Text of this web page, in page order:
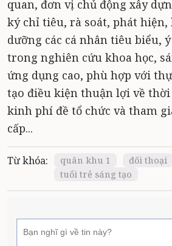
quan, đơn vị chủ động xây
ký chỉ tiêu, rà soát, phát hiện,
dưỡng các cá nhân tiêu biểu,
trong nghiên cứu khoa học,
ứng dụng cao, phù hợp với
tạo điều kiện thuận lợi về thời
kinh phí đề tổ chức và tham
cấp...
Từ khóa: quân khu 1
đối thoại
tuổi trẻ sáng tạo